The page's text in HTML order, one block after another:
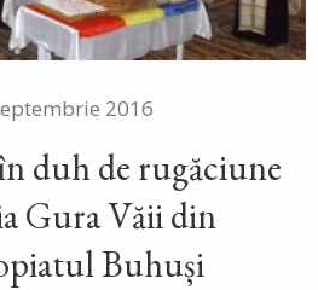
2016
duh de rugăciune
Gura Văii din
Buhuși